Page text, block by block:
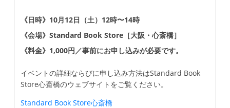
《日時》10月12日（土）12時〜14時
《会場》Standard Book Store［大阪・心斎橋］
《料金》1,000円／事前にお申し込みが必要です。
イベントの詳細ならびに申し込み方法はStandard Book
Store心斎橋のウェブサイトをご覧ください。
Standard Book Store心斎橋